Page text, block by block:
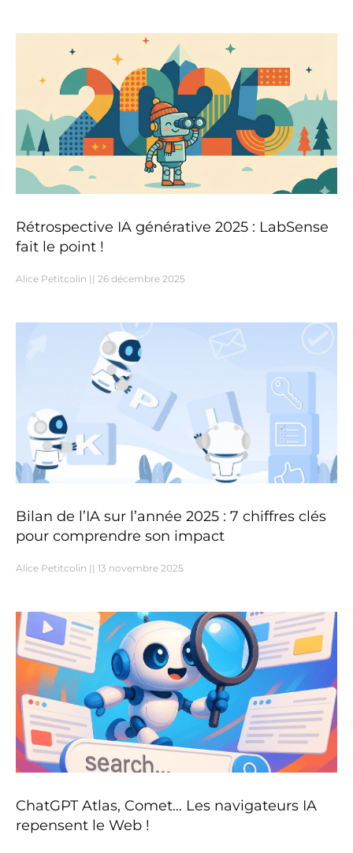
Rétrospective IA générative 2025 : LabSense
fait le point !
Alice Petitcolin 26 décembre 2025
Bilan de l’IA sur l’année 2025 : 7 chiffres clés
pour comprendre son impact
Alice Petitcolin 13 novembre 2025
ChatGPT Atlas, Comet… Les navigateurs IA
repensent le Web !